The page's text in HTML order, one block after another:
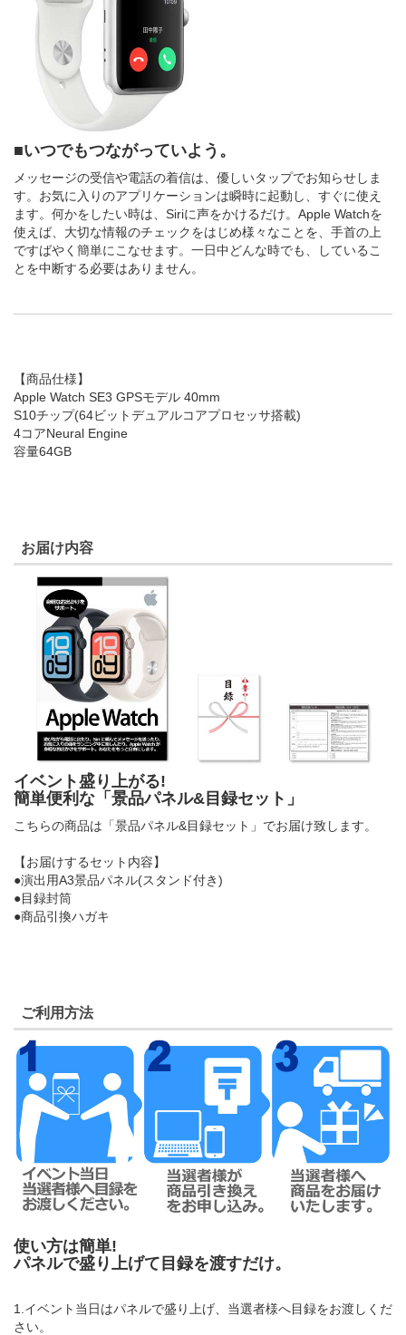
■いつでもつながっていよう。
メッセージの受信や電話の着信は、優しいタップでお知らせしま
す。お気に入りのアプリケーションは瞬時に起動し、すぐに使え
ます。何かをしたい時は、Siriに声をかけるだけ。Apple Watchを
使えば、大切な情報のチェックをはじめ様々なことを、手首の上
ですばやく簡単にこなせます。一日中どんな時でも、しているこ
とを中断する必要はありません。
【商品仕様】
Apple Watch SE3 GPSモデル 40mm
S10チップ(64ビットデュアルコアプロセッサ搭載)
4コアNeural Engine
容量64GB
お届け内容
イベント盛り上がる!
簡単便利な「景品パネル&目録セット」
こちらの商品は「景品パネル&目録セット」でお届け致します。
【お届けするセット内容】
●演出用A3景品パネル(スタンド付き)
●目録封筒
●商品引換ハガキ
ご利用方法
使い方は簡単!
パネルで盛り上げて目録を渡すだけ。
1.イベント当日はパネルで盛り上げ、当選者様へ目録をお渡しくだ
さい。